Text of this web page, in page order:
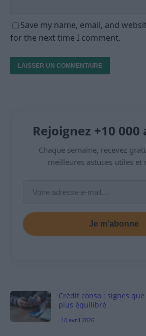
Save my name, email, and
for the next time I comment.
Rejoignez +10 000
Chaque semaine, recevez
meilleures astuces utiles et
Je m’abonne
Crédit conso : signes
plus équilibré
10 avril 2026